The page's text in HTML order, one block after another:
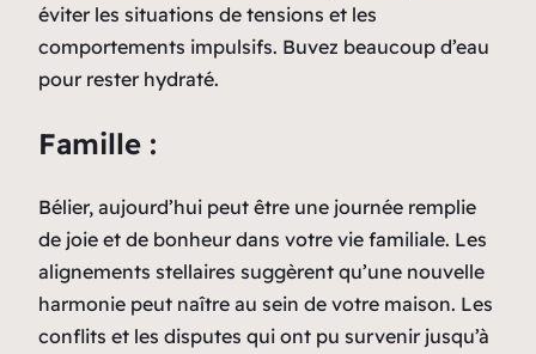
éviter les situations de tensions et les
comportements impulsifs. Buvez beaucoup d’eau
pour rester hydraté.
Famille :
Bélier, aujourd’hui peut être une journée remplie
de joie et de bonheur dans votre vie familiale. Les
alignements stellaires suggèrent qu’une nouvelle
harmonie peut naître au sein de votre maison. Les
conflits et les disputes qui ont pu survenir jusqu’à